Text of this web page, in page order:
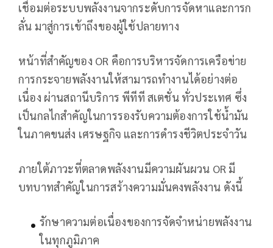
เชื่อมต่อระบบพลังงานจากระดับการจัดหาและการก
ลั่น มาสู่การเข้าถึงของผู้ใช้ปลายทาง
หน้าที่สำคัญของ OR คือการบริหารจัดการเครือข่าย
การกระจายพลังงานให้สามารถทำงานได้อย่างต่อ
เนื่อง ผ่านสถานีบริการ พีทีที สเตชั่น ทั่วประเทศ ซึ่ง
เป็นกลไกสำคัญในการรองรับความต้องการใช้น้ำมัน
ในภาคขนส่ง เศรษฐกิจ และการดำรงชีวิตประจำวัน
ภายใต้ภาวะที่ตลาดพลังงานมีความผันผวน OR มี
บทบาทสำคัญในการสร้างความมั่นคงพลังงาน ดังนี้
รักษาความต่อเนื่องของการจัดจำหน่ายพลังงาน
ในทุกภูมิภาค